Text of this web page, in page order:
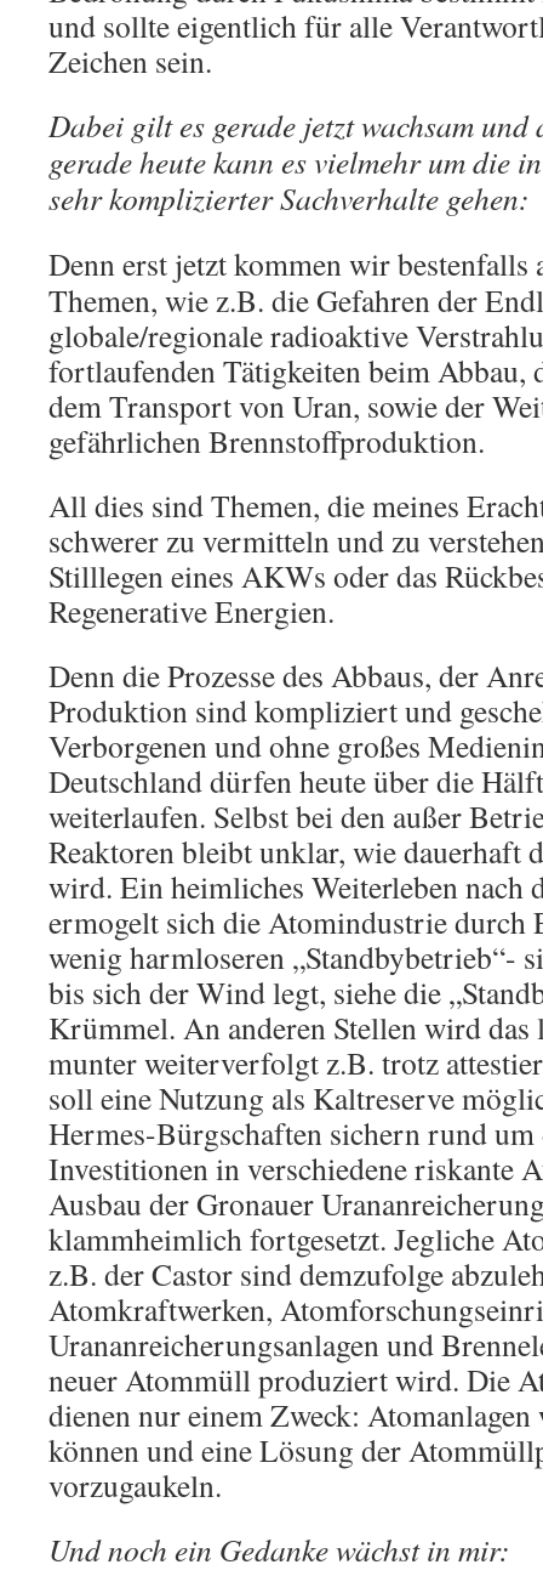
und sollte eigentlich für alle
Zeichen sein.
Dabei gilt es gerade jetzt wachsam und
gerade heute kann es vielmehr um die
sehr komplizierter Sachverhalte gehen:
Denn erst jetzt kommen wir bestenfalls
Themen, wie z.B. die Gefahren der
globale/regionale radioaktive
fortlaufenden Tätigkeiten beim Abbau,
dem Transport von Uran, sowie der
gefährlichen Brennstoffproduktion.
All dies sind Themen, die meines
schwerer zu vermitteln und zu
Stilllegen eines AKWs oder das
Regenerative Energien.
Denn die Prozesse des Abbaus, der
Produktion sind kompliziert und
Verborgenen und ohne großes
Deutschland dürfen heute über die
weiterlaufen. Selbst bei den außer
Reaktoren bleibt unklar, wie dauerhaft
wird. Ein heimliches Weiterleben nach
ermogelt sich die Atomindustrie durch
wenig harmloseren „Standbybetrieb“-
bis sich der Wind legt, siehe die
Krümmel. An anderen Stellen wird
munter weiterverfolgt z.B. trotz
soll eine Nutzung als Kaltreserve
Hermes-Bürgschaften sichern rund um
Investitionen in verschiedene riskante
Ausbau der Gronauer
klammheimlich fortgesetzt. Jegliche
z.B. der Castor sind demzufolge
Atomkraftwerken,
Urananreicherungsanlagen und
neuer Atommüll produziert wird. Die
dienen nur einem Zweck: Atomanlagen
können und eine Lösung der
vorzugaukeln.
Und noch ein Gedanke wächst in mir: